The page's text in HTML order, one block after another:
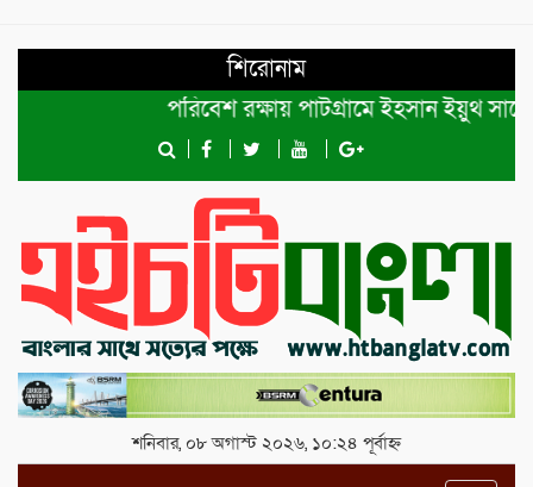
শিরোনাম
পরিবেশ রক্ষায় পাটগ্রামে ইহসান ইয়ুথ
শনিবার, ০৮ অগাস্ট ২০২৬, ১০:২৪ পূর্বাহ্ন